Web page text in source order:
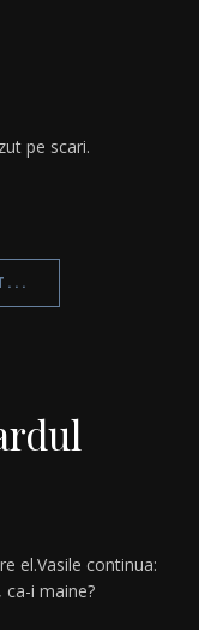
pe scari.
el.Vasile continua:
i maine?